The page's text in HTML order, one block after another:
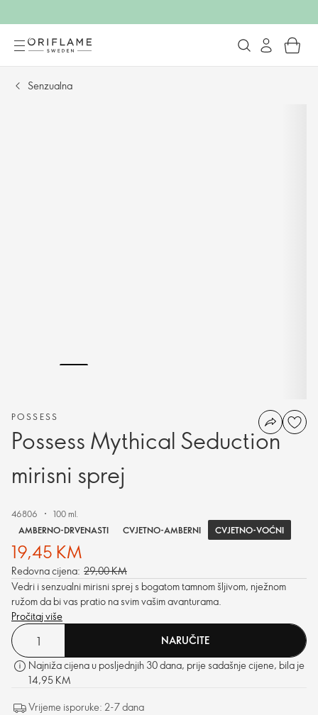
Senzualna
POSSESS
Possess Mythical Seduction
mirisni sprej
46806
100 ml.
AMBERNO-DRVENASTI
CVJETNO-AMBERNI CVJETNO-VOĆNI
19,45 KM
Redovna cijena: 29,00 KM
Vedri i senzualni mirisni sprej s bogatom tamnom šljivom, nježnom
ružom da bi vas pratio na svim vašim avanturama.
Pročitaj više
NARUČITE
Najniža cijena u posljednjih 30 dana, prije sadašnje cijene, bila je
14,95 KM
Vrijeme isporuke: 2-7 dana